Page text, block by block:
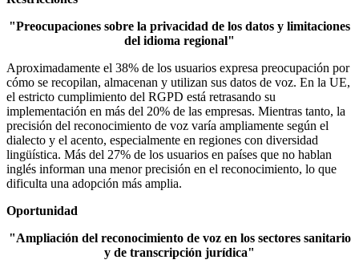
"Preocupaciones sobre la privacidad de los datos y limitaciones
del idioma regional"
Aproximadamente el 38% de los usuarios expresa preocupación por
cómo se recopilan, almacenan y utilizan sus datos de voz. En la UE,
el estricto cumplimiento del RGPD está retrasando su
implementación en más del 20% de las empresas. Mientras tanto, la
precisión del reconocimiento de voz varía ampliamente según el
dialecto y el acento, especialmente en regiones con diversidad
lingüística. Más del 27% de los usuarios en países que no hablan
inglés informan una menor precisión en el reconocimiento, lo que
dificulta una adopción más amplia.
Oportunidad
"Ampliación del reconocimiento de voz en los sectores sanitario
y de transcripción jurídica"